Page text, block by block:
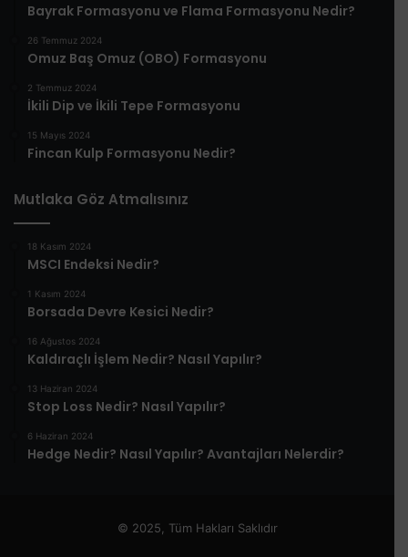
Bayrak Formasyonu ve Flama Formasyonu Nedir?
26 Temmuz 2024
Omuz Baş Omuz (OBO) Formasyonu
2 Temmuz 2024
İkili Dip ve İkili Tepe Formasyonu
15 Mayıs 2024
Fincan Kulp Formasyonu Nedir?
Mutlaka Göz Atmalısınız
18 Kasım 2024
MSCI Endeksi Nedir?
1 Kasım 2024
Borsada Devre Kesici Nedir?
16 Ağustos 2024
Kaldıraçlı İşlem Nedir? Nasıl Yapılır?
13 Haziran 2024
Stop Loss Nedir? Nasıl Yapılır?
6 Haziran 2024
Hedge Nedir? Nasıl Yapılır? Avantajları Nelerdir?
© 2025, Tüm Hakları Saklıdır